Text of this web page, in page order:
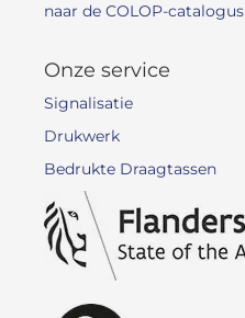
naar de COLOP-catalogus
Onze service
Signalisatie
Drukwerk
Bedrukte Draagtassen